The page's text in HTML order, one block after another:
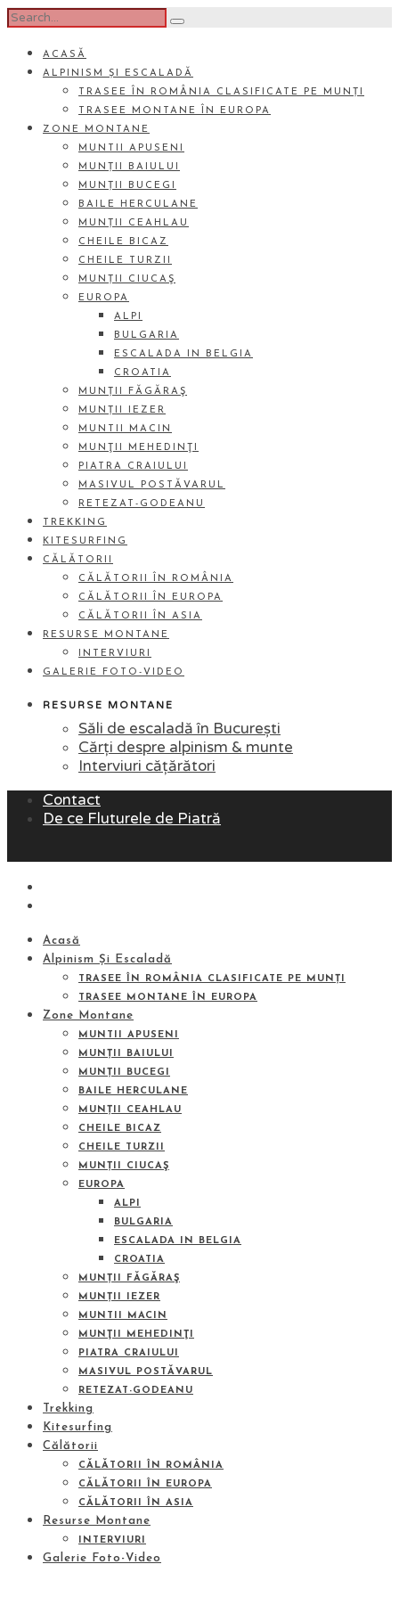
ACASĂ
ALPINISM ȘI ESCALADĂ
TRASEE ÎN ROMÂNIA CLASIFICATE PE MUNȚI
TRASEE MONTANE ÎN EUROPA
ZONE MONTANE
MUNTII APUSENI
MUNȚII BAIULUI
MUNȚII BUCEGI
BAILE HERCULANE
MUNȚII CEAHLAU
CHEILE BICAZ
CHEILE TURZII
MUNȚII CIUCAŞ
EUROPA
ALPI
BULGARIA
ESCALADA IN BELGIA
CROATIA
MUNȚII FĂGĂRAŞ
MUNȚII IEZER
MUNTII MACIN
MUNŢII MEHEDINŢI
PIATRA CRAIULUI
MASIVUL POSTĂVARUL
RETEZAT-GODEANU
TREKKING
KITESURFING
CĂLĂTORII
CĂLĂTORII ÎN ROMÂNIA
CĂLĂTORII ÎN EUROPA
CĂLĂTORII ÎN ASIA
RESURSE MONTANE
INTERVIURI
GALERIE FOTO-VIDEO
RESURSE MONTANE
Săli de escaladă în București
Cărți despre alpinism & munte
Interviuri cățărători
Contact
De ce Fluturele de Piatră
Acasă
Alpinism Și Escaladă
TRASEE ÎN ROMÂNIA CLASIFICATE PE MUNȚI
TRASEE MONTANE ÎN EUROPA
Zone Montane
MUNTII APUSENI
MUNȚII BAIULUI
MUNȚII BUCEGI
BAILE HERCULANE
MUNȚII CEAHLAU
CHEILE BICAZ
CHEILE TURZII
MUNȚII CIUCAŞ
EUROPA
ALPI
BULGARIA
ESCALADA IN BELGIA
CROATIA
MUNȚII FĂGĂRAŞ
MUNȚII IEZER
MUNTII MACIN
MUNŢII MEHEDINŢI
PIATRA CRAIULUI
MASIVUL POSTĂVARUL
RETEZAT-GODEANU
Trekking
Kitesurfing
Călătorii
CĂLĂTORII ÎN ROMÂNIA
CĂLĂTORII ÎN EUROPA
CĂLĂTORII ÎN ASIA
Resurse Montane
INTERVIURI
Galerie Foto-Video